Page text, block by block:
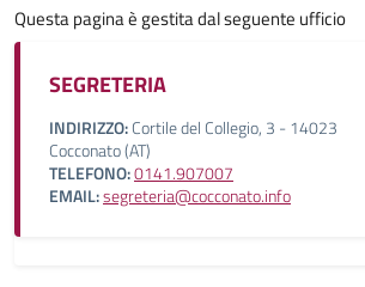
Questa pagina è gestita dal seguente ufficio
SEGRETERIA
INDIRIZZO:Cortile del Collegio, 3 - 14023
Cocconato (AT)
TELEFONO:0141.907007
EMAIL:segreteria@cocconato.info